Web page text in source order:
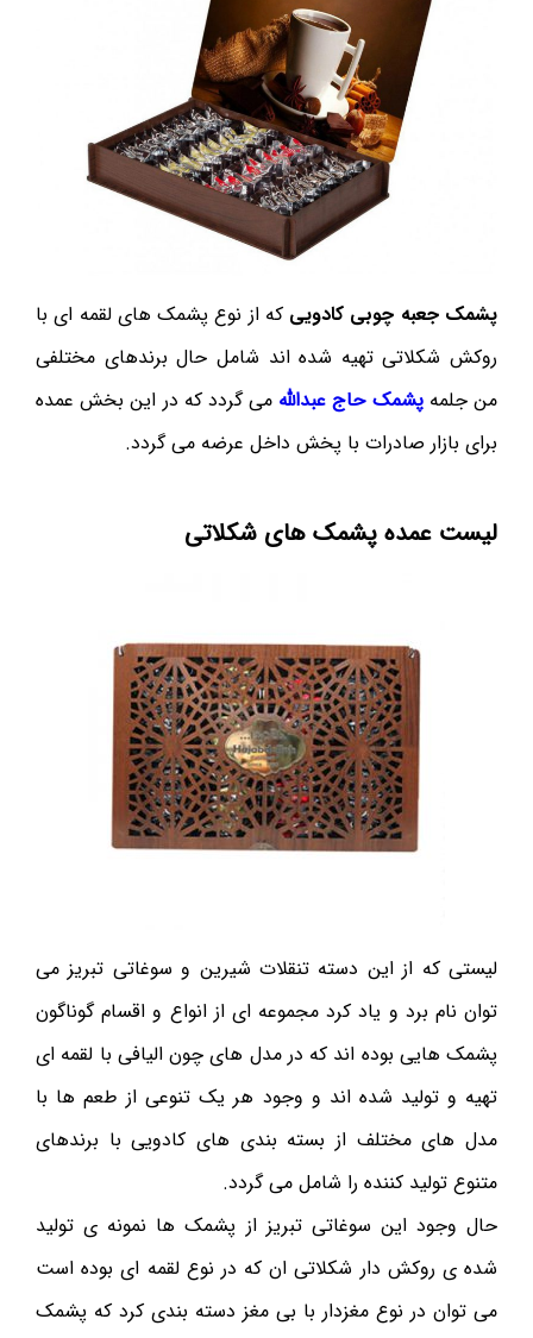
پشمک جعبه چوبی کادویی که از نوع پشمک های لقمه ای با
روکش شکلاتی تهیه شده اند شامل حال برندهای مختلفی
من جلمهپشمک حاج عبدالله می گردد که در این بخش عمده
برای بازار صادرات با پخش داخل عرضه می گردد.
لیست عمده پشمک های شکلاتی
لیستی که از این دسته تنقلات شیرین و سوغاتی تبریز می
توان نام برد و یاد کرد مجموعه ای از انواع و اقسام گوناگون
پشمک هایی بوده اند که در مدل های چون الیافی با لقمه ای
تهیه و تولید شده اند و وجود هر یک تنوعی از طعم ها با
مدل های مختلف از بسته بندی های کادویی با برندهای
متنوع تولید کننده را شامل می گردد.
حال وجود این سوغاتی تبریز از پشمک ها نمونه ی تولید
شده ی روکش دار شکلاتی ان که در نوع لقمه ای بوده است
می توان در نوع مغزدار با بی مغز دسته بندی کرد که پشمک